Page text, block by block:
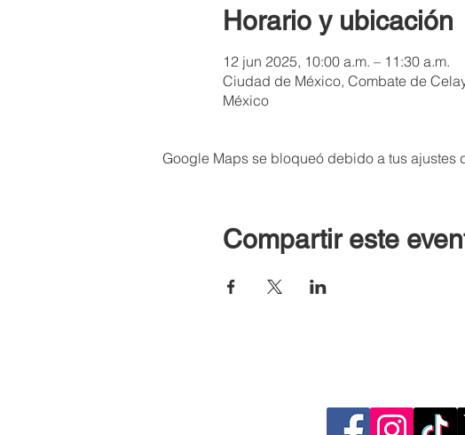
Horario y ubicación
12 jun 2025, 10:00 a.m. – 11:30 a.m.
Ciudad de México, Combate de
México
Google Maps se bloqueó debido a tus ajustes
Compartir este